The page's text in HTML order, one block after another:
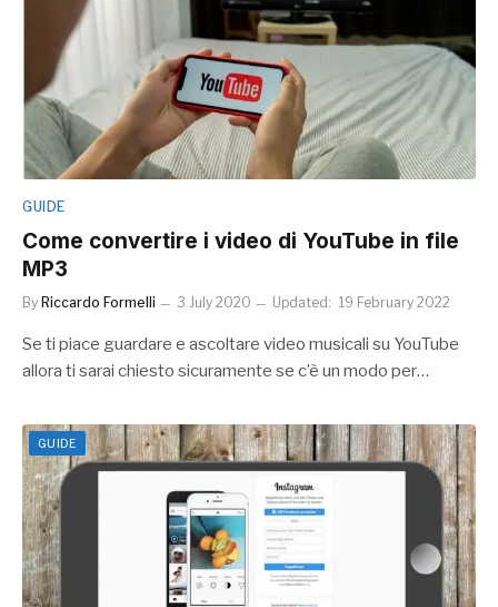
GUIDE
Come convertire i video di YouTube in file
MP3
By Riccardo Formelli 3 July 2020 Updated: 19 February 2022
Se ti piace guardare e ascoltare video musicali su YouTube
allora ti sarai chiesto sicuramente se c’è un modo per…
GUIDE